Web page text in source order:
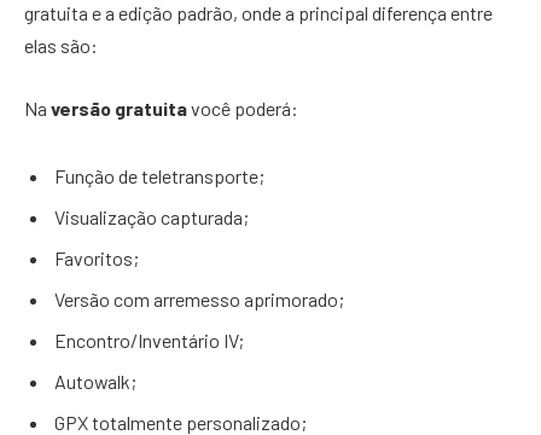
gratuita e a edição padrão, onde a principal diferença entre
elas são:
Na versão gratuitavocê poderá:
Função de teletransporte;
Visualização capturada;
Favoritos;
Versão com arremesso aprimorado;
Encontro/Inventário IV;
Autowalk;
GPX totalmente personalizado;